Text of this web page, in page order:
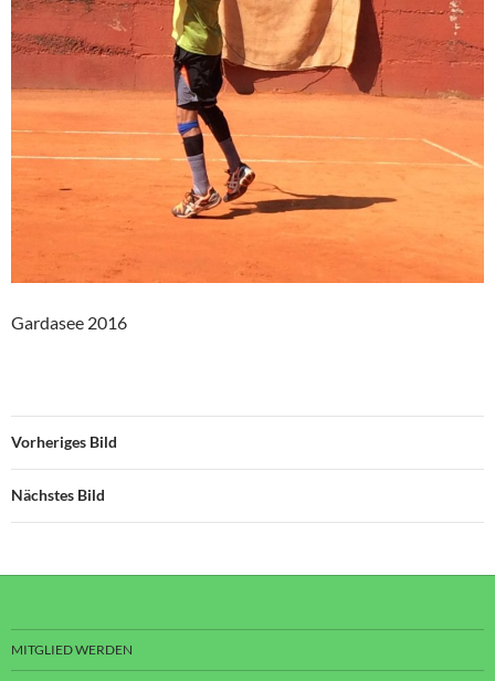
Gardasee 2016
Vorheriges Bild
Nächstes Bild
MITGLIED WERDEN